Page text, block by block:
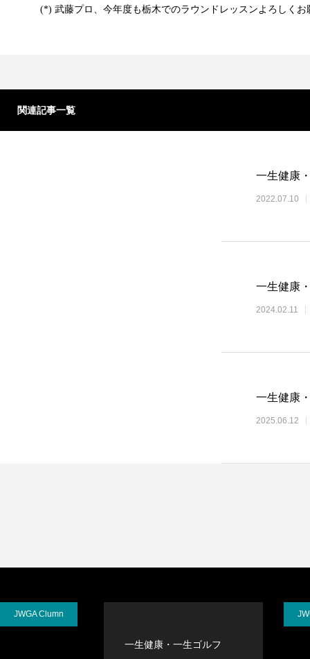
(*) 武藤プロ、今年度も栃木でのラウンドレッスンよろしくお
関連記事一覧
一生健康
2022.07.10
一生健康
2024.02.11
一生健康
2025.06.12
JWGA Clumn
一生健康・一生ゴルフ